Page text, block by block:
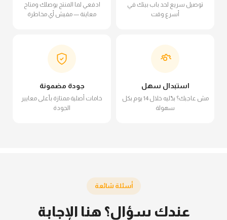
توصيل سريع لحد باب بيتك في
أسرع وقت
ادفعي لما المنتج يوصلك ومتاح
معاينة — مفيش أي مخاطرة
استبدال سهل
مش عاجبك؟ بدّليه خلال 14 يوم بكل
سهولة
جودة مضمونة
خامات أصلية ممتازة بأعلى معايير
الجودة
أسئلة شائعة
عندك سؤال؟ هنا الإجابة